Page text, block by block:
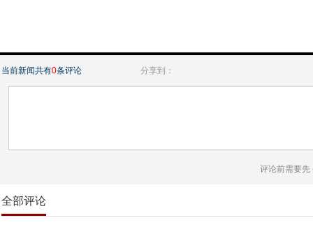
当前新闻共有0条评论 分享到：
评论前需要先
全部评论